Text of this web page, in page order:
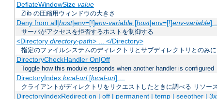
DeflateWindowSize value
Zlib の圧縮用ウィンドウの大きさ
Deny from all|host|env=[!]env-variable[host|env=[!]env-variable]
サーバがアクセスを拒否するホストを制御する
<Directory directory-path> ... </Directory>
指定のファイルシステムのディレクトリとサブディレクトリとのみ
DirectoryCheckHandler On|Off
Toggle how this module responds when another handler is configured
DirectoryIndex local-url[local-url] ...
クライアントがディレクトリをリクエストしたときに調べる リソー
DirectoryIndexRedirect on | off | permanent | temp | seeother |